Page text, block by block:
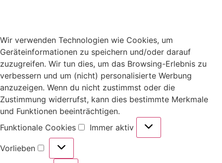
Wir verwenden Technologien wie Cookies, um
Geräteinformationen zu speichern und/oder darauf
zuzugreifen. Wir tun dies, um das Browsing-Erlebnis zu
verbessern und um (nicht) personalisierte Werbung
anzuzeigen. Wenn du nicht zustimmst oder die
Zustimmung widerrufst, kann dies bestimmte Merkmale
und Funktionen beeinträchtigen.
Funktionale Cookies
Immer aktiv
Vorlieben